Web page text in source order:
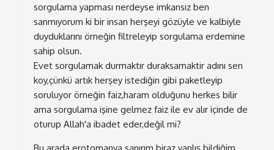
Hatta bir test yapmayı bile düşündüm. Bir şeyi allayıp
pullayıp süsleyerek önünüze koysam, acaba
düşüncelerimle aynı doğrultuda yorumlar mı gelecek?
Yoksa birisi çıkıp, bence bu konuda yanlış
düşünüyorsunuz diye itiraz edecek mi diye merak
ettim.
Müslüman mahallesinde salyangoz satılmaz derler ya,
sorgulama yapması nerdeyse imkansız ben
sanmıyorum ki bir insan herşeyi gözüyle ve kalbiyle
duyduklarını örneğin filtreleyip sorgulama erdemine
sahip olsun.
Evet sorgulamak durmaktır duraksamaktir adını sen
koy,çünkü artık herşey istediğin gibi paketleyip
soruluyor örneğin faiz,haram olduğunu herkes bilir
ama sorgulama işine gelmez faiz ile ev alır içinde de
oturup Allah'a ibadet eder,değil mi?
Bu arada erotomanya sanırım biraz yanlış bildiğim